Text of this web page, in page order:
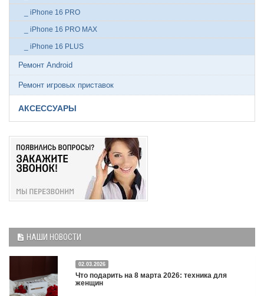
_ iPhone 16 PRO
_ iPhone 16 PRO MAX
_ iPhone 16 PLUS
Ремонт Android
Ремонт игровых приставок
АКСЕССУАРЫ
НАШИ НОВОСТИ
02.03.2026
Что подарить на 8 марта 2026: техника для
женщин